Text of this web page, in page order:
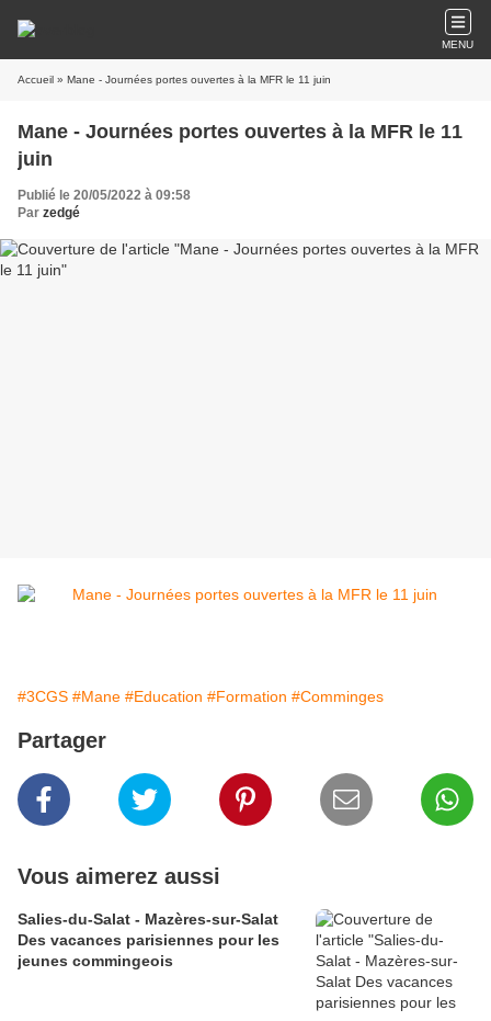
MENU
Accueil » Mane - Journées portes ouvertes à la MFR le 11 juin
Mane - Journées portes ouvertes à la MFR le 11
juin
Publié le 20/05/2022 à 09:58
Par zedgé
#3CGS #Mane #Education #Formation #Comminges
Partager
Vous aimerez aussi
Salies-du-Salat - Mazères-sur-Salat
Des vacances parisiennes pour les
jeunes commingeois